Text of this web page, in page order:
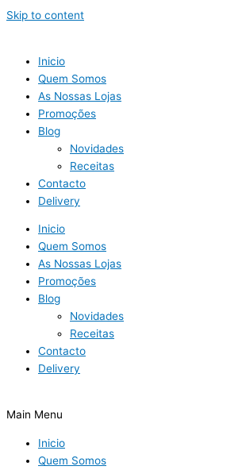
Skip to content
Inicio
Quem Somos
As Nossas Lojas
Promoções
Blog
Novidades
Receitas
Contacto
Delivery
Inicio
Quem Somos
As Nossas Lojas
Promoções
Blog
Novidades
Receitas
Contacto
Delivery
Main Menu
Inicio
Quem Somos